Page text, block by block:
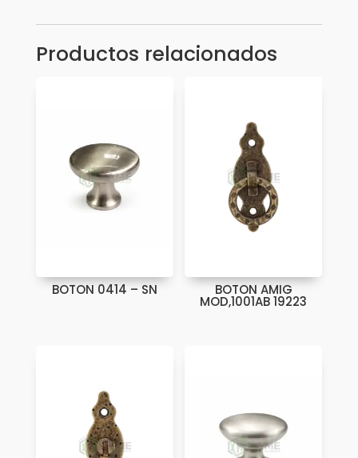
Productos relacionados
BOTON 0414 – SN BOTON AMIG
MOD,1001AB 19223